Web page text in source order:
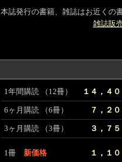
本誌発行の書籍、雑誌はお近くの
雑誌販
1年間購読 （12冊） １４，４
6ヶ月購読 （6冊） ７，２０
3ヶ月購読 （3冊） ３，７５
1冊 新価格 １，１０